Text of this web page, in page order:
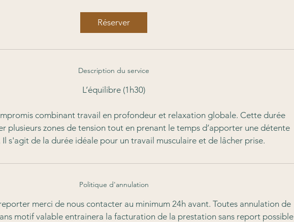
Réserver
Description du service
L’équilibre (1h30)
combinant travail en profondeur et relaxation globale. Cette durée
plusieurs zones de tension tout en prenant le temps d’apporter une détente
s'agit de la durée idéale pour un travail musculaire et de lâcher prise.
Politique d'annulation
merci de nous contacter au minimum 24h avant. Toutes annulation de
motif valable entrainera la facturation de la prestation sans report possible